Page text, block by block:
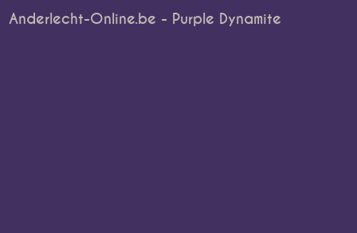
Anderlecht-Online.be - Purple Dynamite